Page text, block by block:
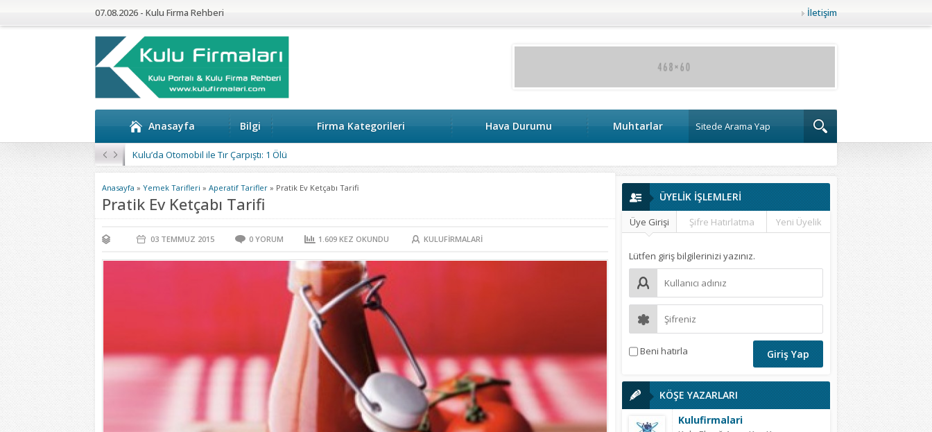
07.08.2026 - Kulu Firma Rehberi İletişim
Anasayfa Bilgi Firma Kategorileri Hava Durumu Muhtarlar
Ehliyet sınavı sonuçları açıklandı
Anasayfa » Yemek Tarifleri » Aperatif Tarifler » Pratik Ev Ketçabı Tarifi
Pratik Ev Ketçabı Tarifi
03 TEMMUZ 2015 0 YORUM 1.609 KEZ OKUNDU KULUFIRMALARI
ÜYELİK İŞLEMLERİ
Üye Girişi Şifre Hatırlatma Yeni Üyelik
Lütfen giriş bilgilerinizi yazınız.
Beni hatırla
KÖŞE YAZARLARI
Kulufirmalari